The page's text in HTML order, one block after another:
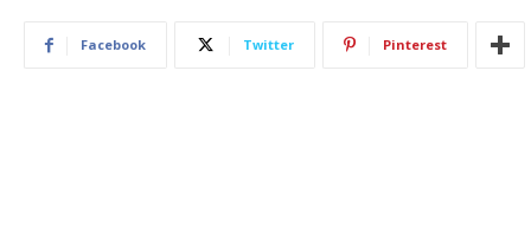
Facebook Twitter Pinterest